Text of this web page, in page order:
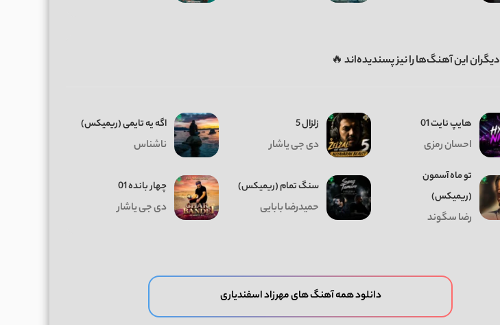
دیگران این آهنگ‌ها را نیز پسندیده‌اند 🔥
هایپ نایت 01
احسان رمزی
زلزال 5
دی جی یاشار
اگه یه تایمی (ریمیکس)
ناشناس
تو ماه آسمون
(ریمیکس)
رضا سگوند
سنگ تمام (ریمیکس)
حمیدرضا بابایی
چهار بانده 01
دی جی یاشار
دانلود همه آهنگ های مهرزاد اسفندیاری